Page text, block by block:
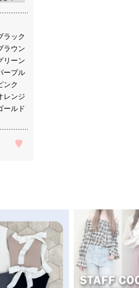
ラック
ラウン
リーン
ープル
ンク
レンジ
ールド